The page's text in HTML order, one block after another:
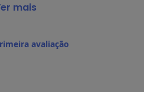
- 0890139 - Marinho
mais
avaliação